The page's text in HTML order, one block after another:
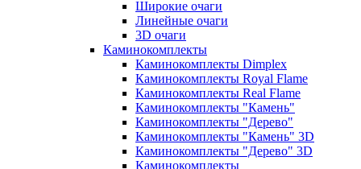
Широкие очаги
Линейные очаги
3D очаги
Каминокомплекты
Каминокомплекты Dimplex
Каминокомплекты Royal Flame
Каминокомплекты Real Flame
Каминокомплекты "Камень"
Каминокомплекты "Дерево"
Каминокомплекты "Камень" 3D
Каминокомплекты "Дерево" 3D
Каминокомплекты